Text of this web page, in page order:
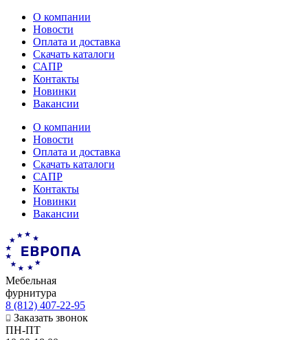
О компании
Новости
Оплата и доставка
Скачать каталоги
САПР
Контакты
Новинки
Вакансии
О компании
Новости
Оплата и доставка
Скачать каталоги
САПР
Контакты
Новинки
Вакансии
Мебельная
фурнитура
8 (812) 407-22-95
Заказать звонок
ПН-ПТ